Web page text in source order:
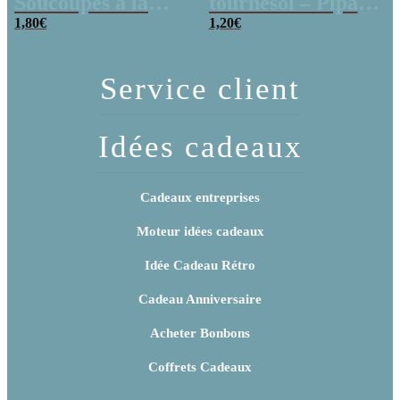
poudre (x20)
1,80€
x 3
1,20€
Service client
Idées cadeaux
Cadeaux entreprises
Moteur idées cadeaux
Idée Cadeau Rétro
Cadeau Anniversaire
Acheter Bonbons
Coffrets Cadeaux